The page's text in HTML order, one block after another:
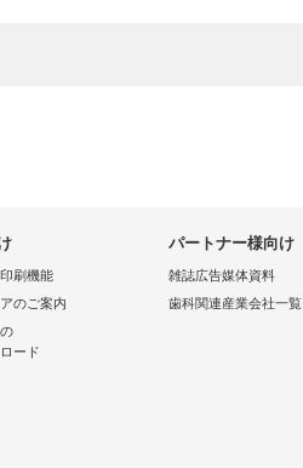
刷機能
のご案内
ード
パートナー様向け
雑誌広告媒体資料
歯科関連産業会社一覧